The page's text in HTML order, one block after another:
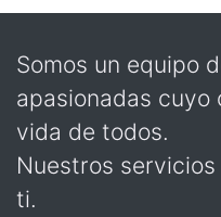
Somos un equipo
apasionadas cuyo
vida de todos.
Nuestros
ti.